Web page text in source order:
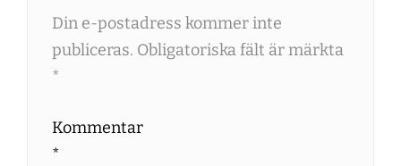
Din e-postadress kommer inte
publiceras. Obligatoriska fält är märkta
*
Kommentar
*